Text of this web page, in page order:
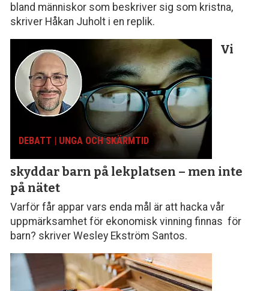
bland människor som beskriver sig som kristna,
skriver Håkan Juholt i en replik.
DEBATT | UNGA OCH SKÄRMTID
Vi
skyddar barn på lekplatsen – men inte
på nätet
Varför får appar vars enda mål är att hacka vår
uppmärksamhet för ekonomisk vinning finnas för
barn? skriver Wesley Ekström Santos.